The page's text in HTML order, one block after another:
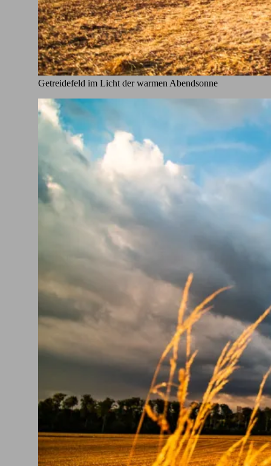
Getreidefeld im Licht der warmen Abendsonne